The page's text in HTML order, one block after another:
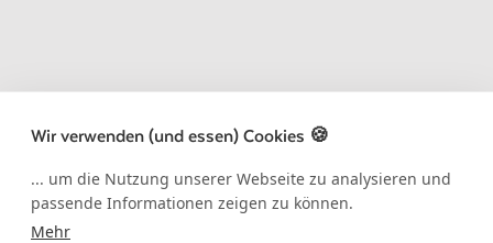
Wir verwenden (und essen) Cookies 🍪
... um die Nutzung unserer Webseite zu analysieren und
passende Informationen zeigen zu können.
Mehr